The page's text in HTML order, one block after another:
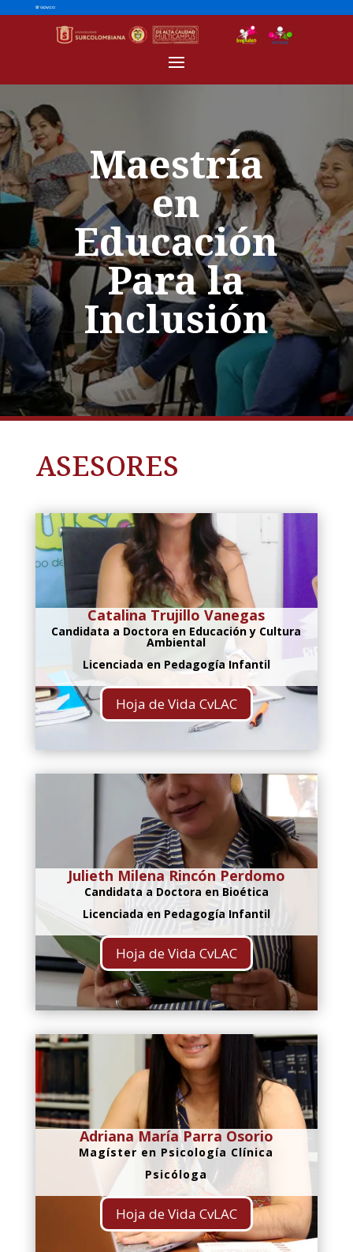
Maestría
en
Educación
Para la
Inclusión
ASESORES
Catalina Trujillo Vanegas
Candidata a Doctora en Educación y Cultura
Ambiental
Licenciada en Pedagogía Infantil
Hoja de Vida CvLAC
Julieth Milena Rincón Perdomo
Candidata a Doctora en Bioética
Licenciada en Pedagogía Infantil
Hoja de Vida CvLAC
Adriana María Parra Osorio
Magíster en Psicología Clínica
Psicóloga
Hoja de Vida CvLAC